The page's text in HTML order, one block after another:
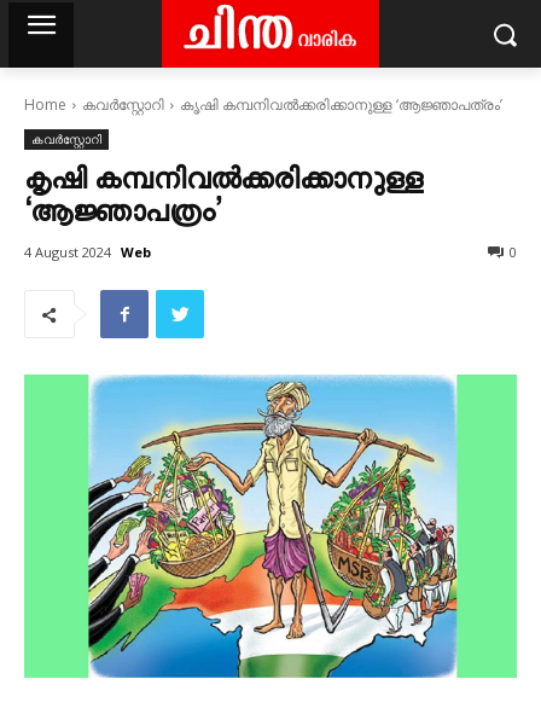
Home കവര്‍സ്റ്റോറി കൃഷി കമ്പനിവൽക്കരിക്കാനുള്ള ‘ആജ്ഞാപത്രം’
കവര്‍സ്റ്റോറി
കൃഷി കമ്പനിവൽക്കരിക്കാനുള്ള
‘ആജ്ഞാപത്രം’
4 August 2024 Web 0